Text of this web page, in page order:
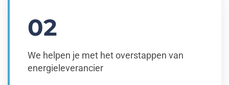
02
We helpen je met het overstappen van
energieleverancier